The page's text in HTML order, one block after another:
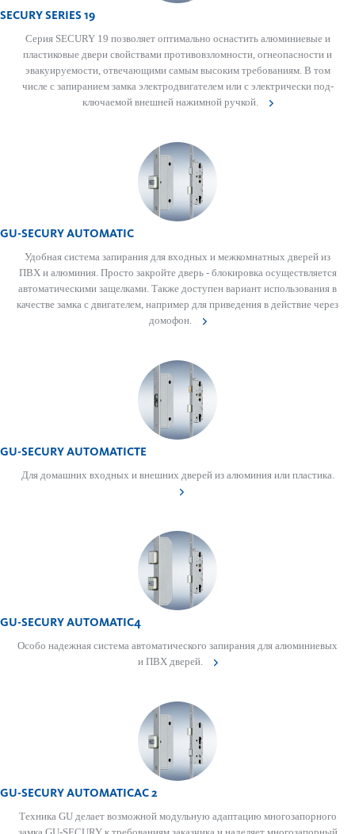
SECURY SERIES 19
Серия SECURY 19 позв­оляет оптимально осна­стить алюминиевые и
пла­сти­к­овые двери свойствами против­овзломности, огнеоп­асности и
эвакуируемости, отве­чающими самым выс­оким требованиям. В том
числе с запиранием замка электро­дв­игателем или с электрически под­
ключаемой внешней нажимной ручкой.
GU-SECURY AUTOMATIC
Удобная система запирания для входных и межкомнатных дверей из
ПВХ и алюминия. Просто закройте дверь - блокировка осуществляется
автоматическими защелками. Также доступен вариант использования в
качестве замка с двигателем, например для приведения в действие через
домофон.
GU-SECURY AUTOMATICTE
Для домашних входных и внешних дверей из алюминия или пластика.
GU-SECURY AUTOMATIC4
Особо надежная система автоматического запирания для алюминиевых
и ПВХ дверей.
GU-SECURY AUTOMATICAC 2
Техника GU делает возможной модульную адаптацию многозапорного